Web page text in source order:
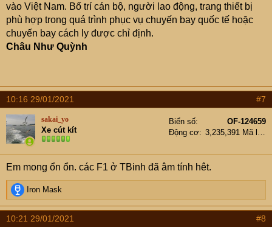
vào Việt Nam. Bố trí cán bộ, người lao động, trang thiết bị
phù hợp trong quá trình phục vụ chuyến bay quốc tế hoặc
chuyến bay cách ly được chỉ định.
Châu Như Quỳnh
10:16 29/01/2021 #7
sakai_yo
Xe cút kít
Biển số
OF-124659
Động cơ
Em mong ổn ổn. các F1 ở TBinh đã âm tính hêt.
R
e
a
c
Iron Mask
10:21 29/01/2021 #8